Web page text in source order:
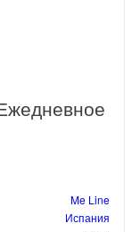
Me Line
Испания